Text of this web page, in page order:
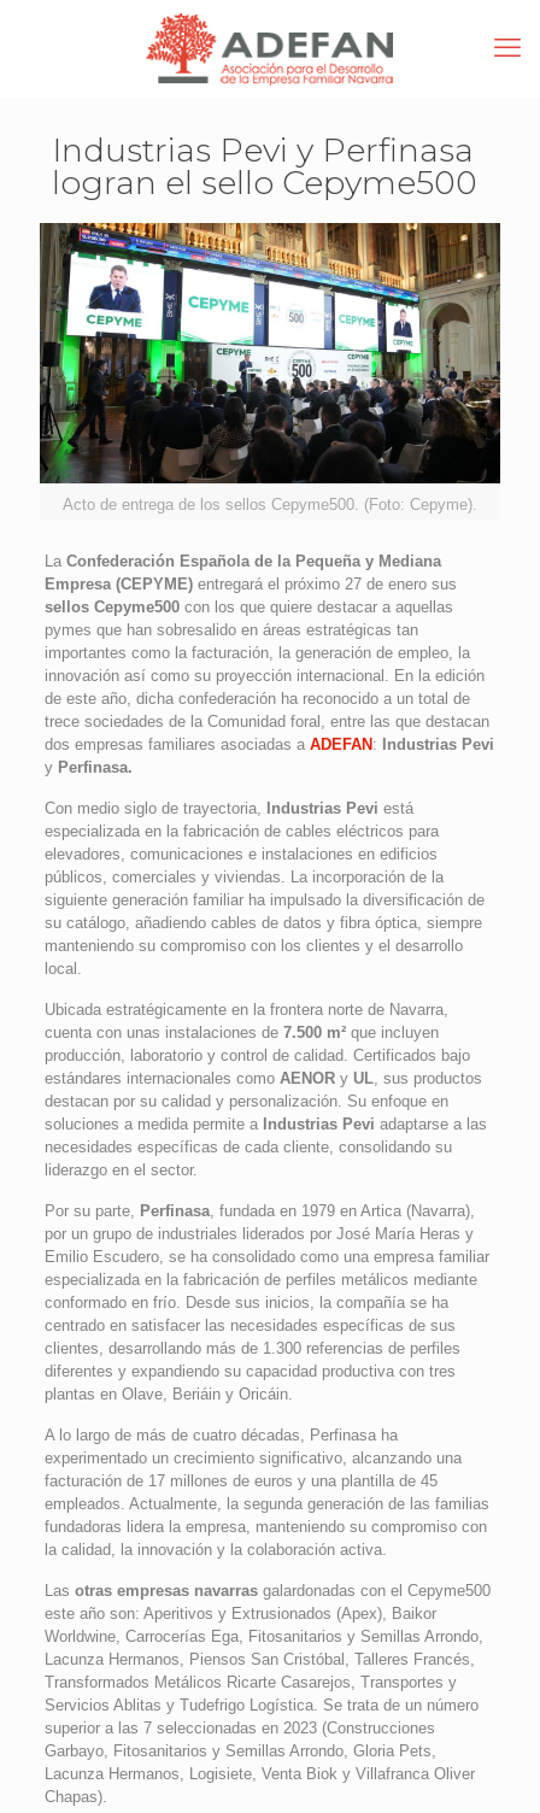
Industrias Pevi y Perfinasa
logran el sello Cepyme500
Acto de entrega de los sellos Cepyme500. (Foto: Cepyme).
La Confederación Española de la Pequeña y Mediana
Empresa (CEPYME)entregará el próximo 27 de enero sus
sellos Cepyme500con los que quiere destacar a aquellas
pymes que han sobresalido en áreas estratégicas tan
importantes como la facturación, la generación de empleo, la
innovación así como su proyección internacional. En la edición
de este año, dicha confederación ha reconocido a un total de
trece sociedades de la Comunidad foral, entre las que destacan
dos empresas familiares asociadas a ADEFAN :
Industrias Pevi
y Perfinasa.
Con medio siglo de trayectoria, Industrias Pevi está
especializada en la fabricación de cables eléctricos para
elevadores, comunicaciones e instalaciones en edificios
públicos, comerciales y viviendas. La incorporación de la
siguiente generación familiar ha impulsado la diversificación de
su catálogo, añadiendo cables de datos y fibra óptica, siempre
manteniendo su compromiso con los clientes y el desarrollo
local.
Ubicada estratégicamente en la frontera norte de Navarra,
cuenta con unas instalaciones de 7.500 m²que incluyen
producción, laboratorio y control de calidad. Certificados bajo
estándares internacionales como AENORy UL, sus productos
destacan por su calidad y personalización. Su enfoque en
soluciones a medida permite a Industrias Pevi adaptarse a las
necesidades específicas de cada cliente, consolidando su
liderazgo en el sector.
Por su parte, Perfinasa, fundada en 1979 en Artica (Navarra),
por un grupo de industriales liderados por José María Heras y
Emilio Escudero, se ha consolidado como una empresa familiar
especializada en la fabricación de perfiles metálicos mediante
conformado en frío. Desde sus inicios, la compañía se ha
centrado en satisfacer las necesidades específicas de sus
clientes, desarrollando más de 1.300 referencias de perfiles
diferentes y expandiendo su capacidad productiva con tres
plantas en Olave, Beriáin y Oricáin.
A lo largo de más de cuatro décadas, Perfinasa ha
experimentado un crecimiento significativo, alcanzando una
facturación de 17 millones de euros y una plantilla de 45
empleados. Actualmente, la segunda generación de las familias
fundadoras lidera la empresa, manteniendo su compromiso con
la calidad, la innovación y la colaboración activa.
Las otras empresas navarrasgalardonadas con el Cepyme500
este año son: Aperitivos y Extrusionados (Apex), Baikor
Worldwine, Carrocerías Ega, Fitosanitarios y Semillas Arrondo,
Lacunza Hermanos, Piensos San Cristóbal, Talleres Francés,
Transformados Metálicos Ricarte Casarejos, Transportes y
Servicios Ablitas y Tudefrigo Logística. Se trata de un número
superior a las 7 seleccionadas en 2023 (Construcciones
Garbayo, Fitosanitarios y Semillas Arrondo, Gloria Pets,
Lacunza Hermanos, Logisiete, Venta Biok y Villafranca Oliver
Chapas).